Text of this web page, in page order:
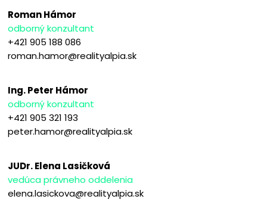
Roman Hámor
odborný konzultant
+421 905 188 086
roman.hamor@realityalpia.sk
Ing. Peter Hámor
odborný konzultant
+421 905 321 193
peter.hamor@realityalpia.sk
JUDr. Elena Lasičková
vedúca právneho oddelenia
elena.lasickova@realityalpia.sk